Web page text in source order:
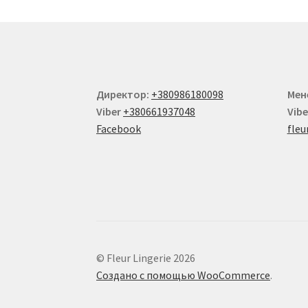
Директор: +380986180098
Viber +380661937048
Facebook
© Fleur Lingerie 2026
Создано с помощью WooCommerce.